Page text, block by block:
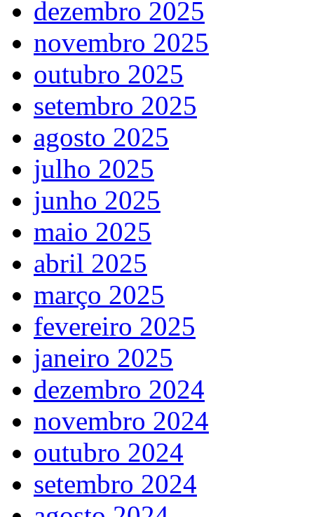
dezembro 2025
novembro 2025
outubro 2025
setembro 2025
agosto 2025
julho 2025
junho 2025
maio 2025
abril 2025
março 2025
fevereiro 2025
janeiro 2025
dezembro 2024
novembro 2024
outubro 2024
setembro 2024